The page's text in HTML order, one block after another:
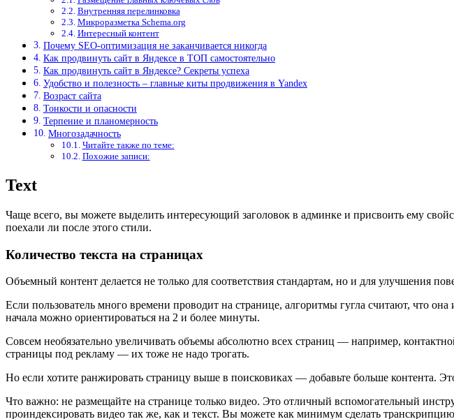
Внутренняя перелинковка
Микроразметка Schema.org
Интересный контент
Почему SEO-оптимизация не заканчивается никогда
Как продвинуть сайт в Яндексе в ТОП самостоятельно
Как продвинуть сайт в Яндексе? Секреты успеха
Удобство и полезность – главные киты продвижения в Yandex
Возраст сайта
Тонкости и опасности
Терпение и планомерность
Многозадачность
Читайте также по теме:
Похожие записи:
Text
Чаще всего, вы можете выделить интересующий заголовок в админке и присвоить ему
поехали ли после этого стили.
Количество текста на страницах
Объемный контент делается не только для соответствия стандартам, но и для улучшения
Если пользователь много времени проводит на странице, алгоритмы гугла считают, что
начала можно ориентироваться на 2 и более минуты.
Совсем необязательно увеличивать объемы абсолютно всех страниц — например,
страницы под рекламу — их тоже не надо трогать.
Но если хотите ранжировать страницу выше в поисковиках — добавьте больше контента.
Что важно: не размещайте на странице только видео. Это отличный вспомогательный
проиндексировать видео так же, как и текст. Вы можете как минимум сделать